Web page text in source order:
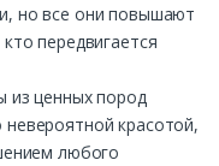
но все они повышают
передвигается
из ценных пород
красотой,
любого